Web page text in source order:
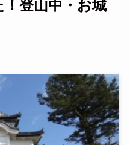
登山中・お城